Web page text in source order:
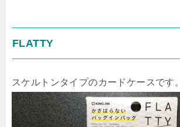
FLATTY
スケルトンタイプのカードケースです。